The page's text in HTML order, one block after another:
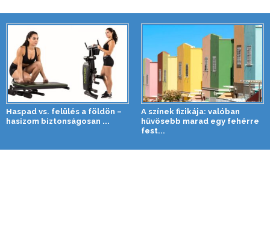
Haspad vs. felülés a földön –
hasizom biztonságosan ...
A színek fizikája: valóban
hűvösebb marad egy fehérre
fest...